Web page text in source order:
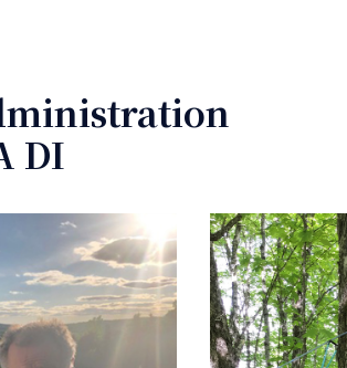
DI